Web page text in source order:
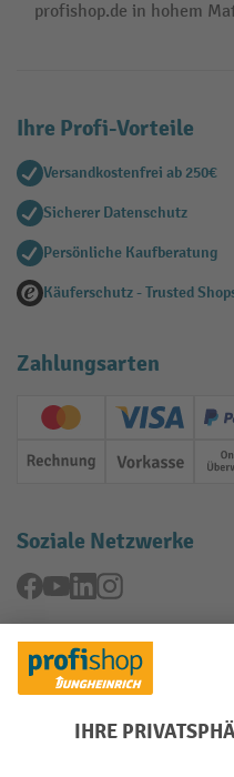
profishop.de in hohem
Ihre Profi-Vorteile
Versandkostenfrei ab 250€
Sicherer Datenschutz
Persönliche Kaufberatung
Käuferschutz - Trusted
Zahlungsarten
Creditcard (Master)
Creditcard
Rechnung Vorkasse
Soziale Netzwerke
Facebook
YouTubeLinkedIn
Rücknahme-Services
Elektrogeräte Rückname